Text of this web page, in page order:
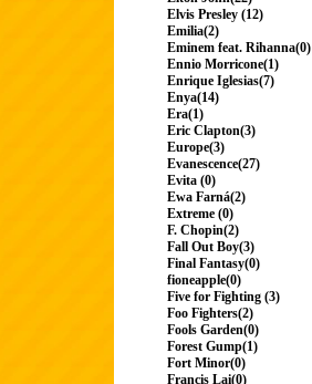
Elvis Presley (12)
Emilia(2)
Eminem feat. Rihanna(0)
Ennio Morricone(1)
Enrique Iglesias(7)
Enya(14)
Era(1)
Eric Clapton(3)
Europe(3)
Evanescence(27)
Evita (0)
Ewa Farná(2)
Extreme (0)
F. Chopin(2)
Fall Out Boy(3)
Final Fantasy(0)
fioneapple(0)
Five for Fighting (3)
Foo Fighters(2)
Fools Garden(0)
Forest Gump(1)
Fort Minor(0)
Francis Lai(0)